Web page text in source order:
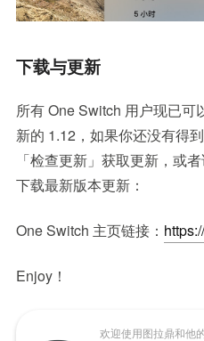
下载与更新
所有 One Switch 用户现已可
新的 1.12，如果你还没有得
「检查更新」获取更新，或
下载最新版本更新：
One Switch 主页链接：
Enjoy！
欢迎使用图拉鼎和他